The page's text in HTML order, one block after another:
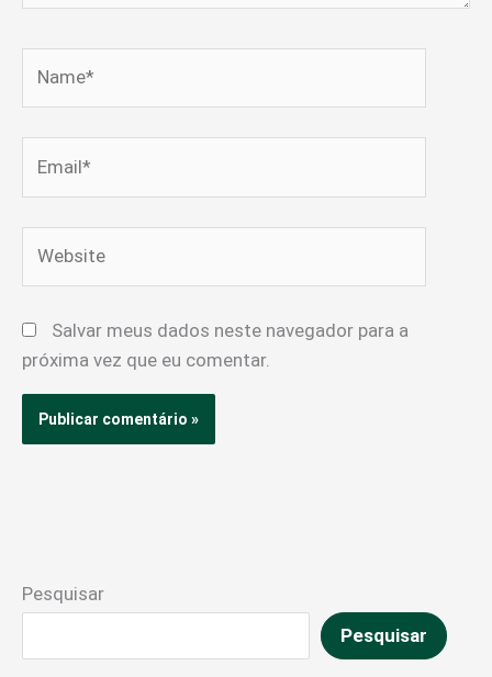
Salvar meus dados neste navegador para a
próxima vez que eu comentar.
Pesquisar
Pesquisar